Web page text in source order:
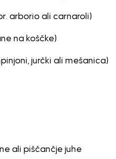
arborio ali carnaroli)
na koščke)
jurčki ali mešanica)
ali piščančje juhe